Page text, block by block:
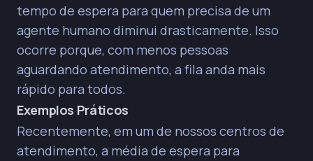
tempo de espera para quem precisa de um
agente humano diminui drasticamente. Isso
ocorre porque, com menos pessoas
aguardando atendimento, a fila anda mais
rápido para todos.
Exemplos Práticos
Recentemente, em um de nossos centros de
atendimento, a média de espera para